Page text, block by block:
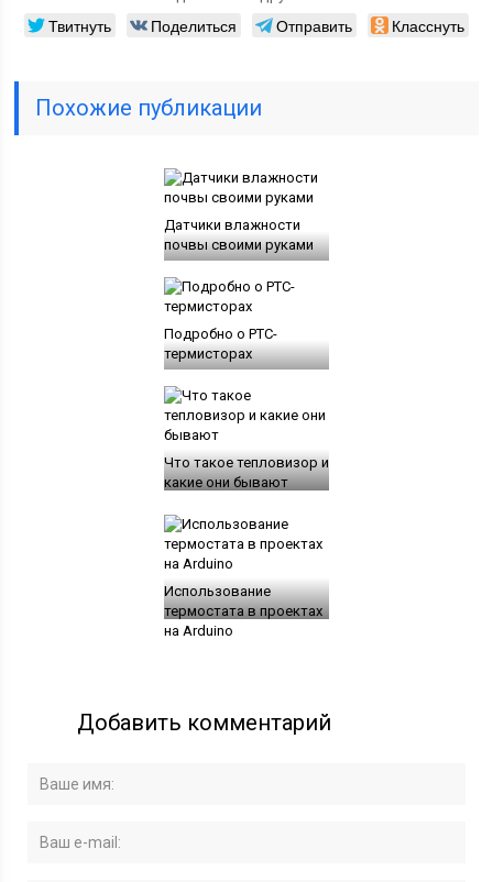
Твитнуть Поделиться Отправить Класснуть
Похожие публикации
Датчики влажности
почвы своими руками
Подробно о PTC-
термисторах
Что такое тепловизор и
какие они бывают
Использование
термостата в проектах
на Arduino
Добавить комментарий